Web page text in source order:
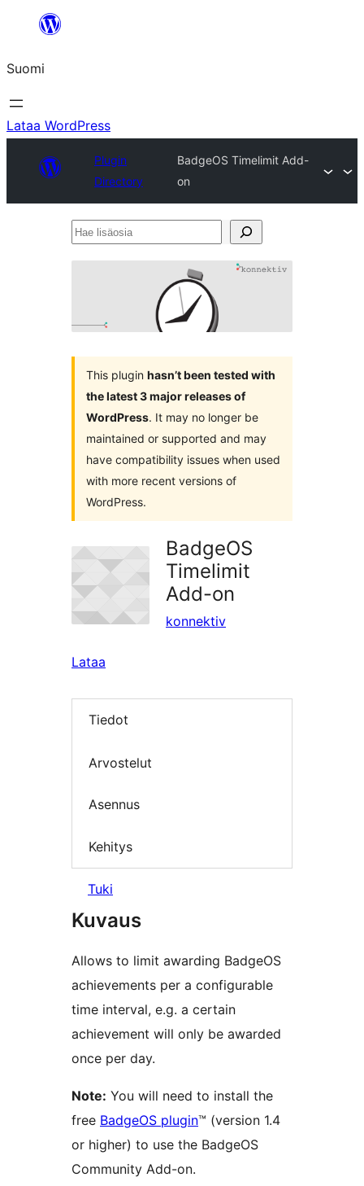
Suomi
Lataa WordPress
Plugin
Directory
BadgeOS Timelimit Add-
on
Hae
This plugin hasn’t been tested with
the latest 3 major releases of
WordPress. It may no longer be
maintained or supported and may
have compatibility issues when used
with more recent versions of
WordPress.
BadgeOS
Timelimit
Add-on
konnektiv
Lataa
Tiedot
Arvostelut
Asennus
Kehitys
Tuki
Kuvaus
Allows to limit awarding BadgeOS
achievements per a configurable
time interval, e.g. a certain
achievement will only be awarded
once per day.
Note: You will need to install the
free BadgeOS plugin™ (version 1.4
or higher) to use the BadgeOS
Community Add-on.